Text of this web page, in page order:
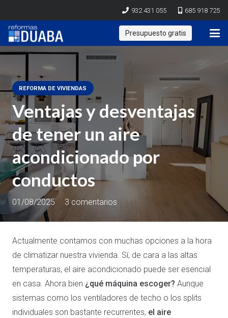
932 431 055 685 918 725
Presupuesto gratis
REFORMA DE VIVIENDAS
Ventajas y desventajas
de tener un aire
acondicionado por
conductos
01/08/2025 3 comentarios
Actualmente contamos con muchas opciones a la hora
de climatizar nuestra vivienda. Sí, de cara a las altas
temperaturas, el aire acondicionado puede ser esencial
en casa. Ahora bien ¿qué máquina escoger? Aunque
sistemas como los ventiladores de techo o los splits
individuales son bastante recurrentes, el aire